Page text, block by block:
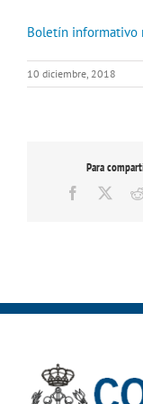
Boletín informativo
10 diciembre, 2018
Para
Facebook